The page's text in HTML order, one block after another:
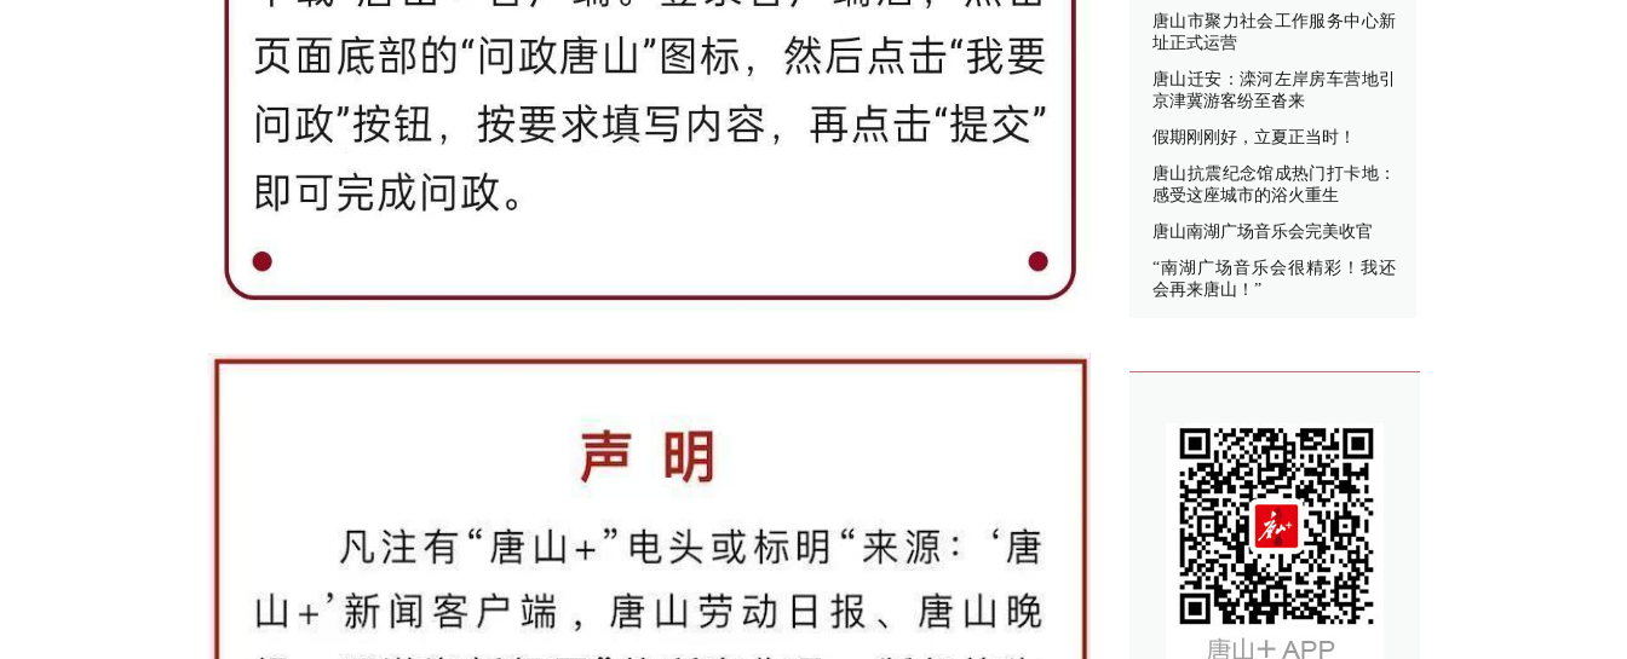
唐山市聚力社会工作服务中心新
址正式运营
唐山迁安：滦河左岸房车营地引
京津冀游客纷至沓来
假期刚刚好，立夏正当时！
唐山抗震纪念馆成热门打卡地：
感受这座城市的浴火重生
唐山南湖广场音乐会完美收官
“南湖广场音乐会很精彩！我还
会再来唐山！”